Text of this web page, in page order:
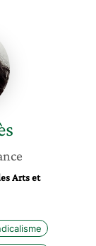
Arts et